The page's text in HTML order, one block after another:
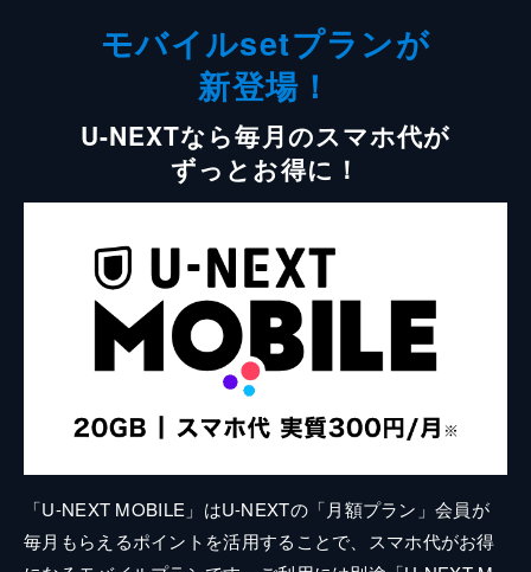
モバイルsetプランが
新登場！
U-NEXTなら毎月のスマホ代が
ずっとお得に！
「U-NEXT MOBILE」はU-NEXTの「月額プラン」会員が
毎月もらえるポイントを活用することで、スマホ代がお得